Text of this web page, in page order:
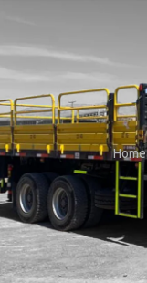
Home